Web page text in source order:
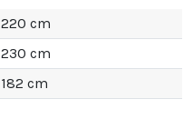
220 cm
230 cm
182 cm